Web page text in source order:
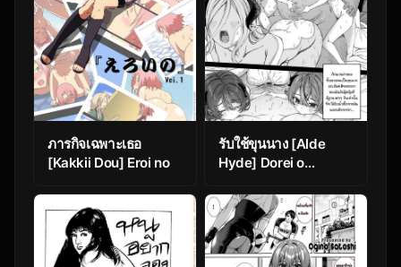
ภารกิจเฉพาะเธอ
[Kakkii Dou] Eroi no
รับใช้ขุนนาง [Alde
Hyde] Dorei o
Harem Tsukuru
kakohen – Training
slaves to make a
harem prequel 1